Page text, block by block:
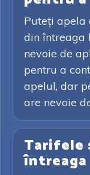
Puteți apela
din întreaga
nevoie de
pentru a
apelul, dar
are nevoie
Tarifele
întreaga